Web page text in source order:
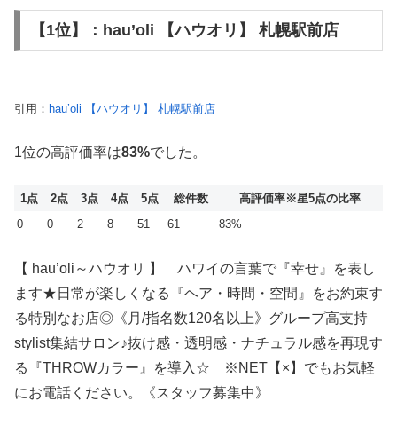
【1位】：hau’oli 【ハウオリ】 札幌駅前店
引用： hau’oli 【ハウオリ】 札幌駅前店
1位の高評価率は83%でした。
1点 2点 3点 4点 5点 総件数 高評価率※星5点の比率
0
0 2 8 51 61 83%
【 hau’oli～ハウオリ 】 ハワイの言葉で『幸せ』を表し
ます★日常が楽しくなる『ヘア・時間・空間』をお約束す
る特別なお店◎《月/指名数120名以上》グループ高支持
stylist集結サロン♪抜け感・透明感・ナチュラル感を再現す
る『THROWカラー』を導入☆ ※NET【×】でもお気軽
にお電話ください。《スタッフ募集中》